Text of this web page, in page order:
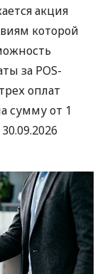
акция
которой
за POS-
оплат
сумму от 1